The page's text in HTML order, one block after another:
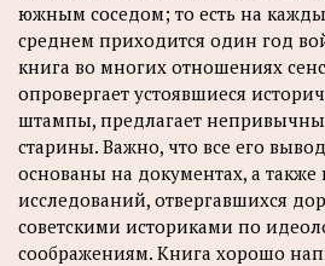
южным соседом; то есть на
среднем приходится один год
книга во многих отношениях
опровергает устоявшиеся
штампы, предлагает
старины. Важно, что все его
основаны на документах, а также
исследований, отвергавшихся
советскими историками по
соображениям. Книга хорошо